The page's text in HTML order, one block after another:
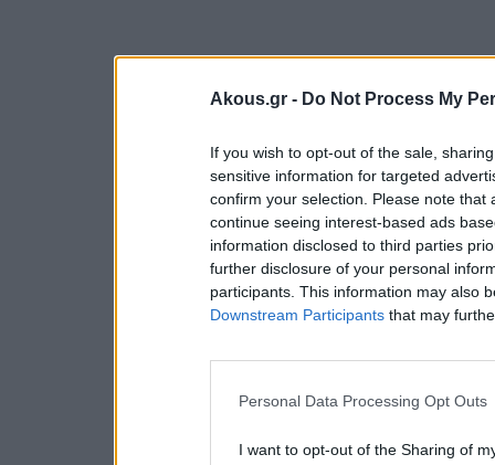
Akous.gr - Do Not Process My
If you wish to opt-out of the sale,
sensitive information for targeted
confirm your selection. Please note
continue seeing interest-based ads
information disclosed to third parties
further disclosure of your personal
participants. This information may also
Downstream Participants that may
Personal Data Processing Opt Outs
I want to opt-out of the Sharing of